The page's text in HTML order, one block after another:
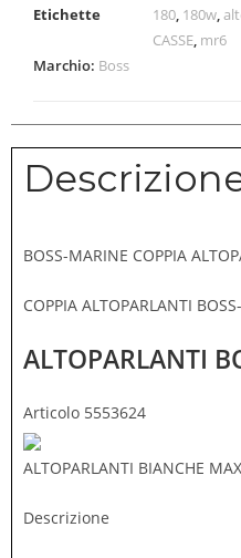
Etichette
180, 180w,
CASSE, mr6
Marchio: Boss
BOSS-MARINE COPPIA
COPPIA ALTOPARLANTI
ALTOPARLANTI
Articolo 5553624
ALTOPARLANTI BIANCHE
Descrizione